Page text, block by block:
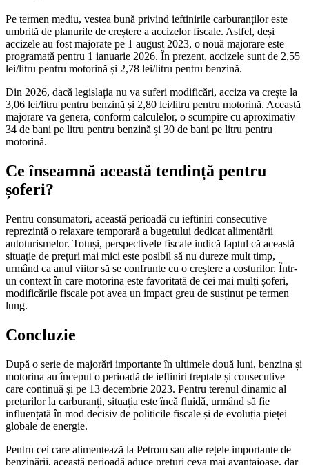
Pe termen mediu, vestea bună privind ieftinirile carburanților este
umbrită de planurile de creștere a accizelor fiscale. Astfel, deși
accizele au fost majorate pe 1 august 2023, o nouă majorare este
programată pentru 1 ianuarie 2026. În prezent, accizele sunt de 2,55
lei/litru pentru motorină și 2,78 lei/litru pentru benzină.
Din 2026, dacă legislația nu va suferi modificări, acciza va crește la
3,06 lei/litru pentru benzină și 2,80 lei/litru pentru motorină. Această
majorare va genera, conform calculelor, o scumpire cu aproximativ
34 de bani pe litru pentru benzină și 30 de bani pe litru pentru
motorină.
Ce înseamnă această tendință pentru
șoferi?
Pentru consumatori, această perioadă cu ieftiniri consecutive
reprezintă o relaxare temporară a bugetului dedicat alimentării
autoturismelor. Totuși, perspectivele fiscale indică faptul că această
situație de prețuri mai mici este posibil să nu dureze mult timp,
urmând ca anul viitor să se confrunte cu o creștere a costurilor. Într-
un context în care motorina este favoritată de cei mai mulți șoferi,
modificările fiscale pot avea un impact greu de susținut pe termen
lung.
Concluzie
După o serie de majorări importante în ultimele două luni, benzina și
motorina au început o perioadă de ieftiniri treptate și consecutive
care continuă și pe 13 decembrie 2023. Pentru terenul dinamic al
prețurilor la carburanți, situația este încă fluidă, urmând să fie
influențată în mod decisiv de politicile fiscale și de evoluția pieței
globale de energie.
Pentru cei care alimentează la Petrom sau alte rețele importante de
benzinării, această perioadă aduce prețuri ceva mai avantajoase, dar